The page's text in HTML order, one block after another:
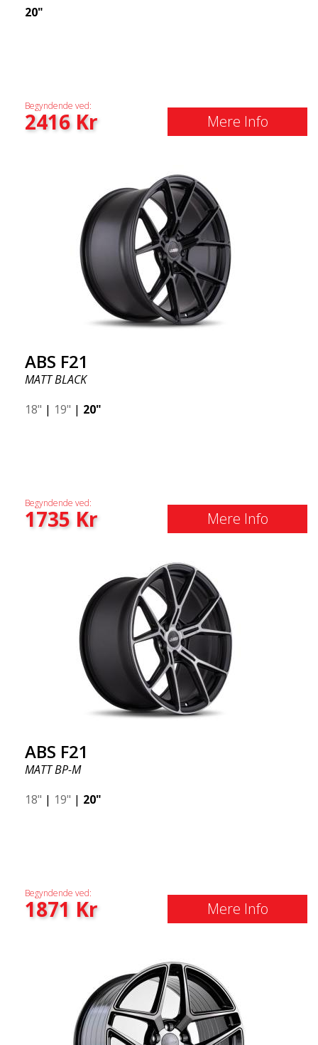
20"
Begyndende ved:
2416Kr Mere Info
ABS F21
MATT BLACK
18" | 19" | 20"
Begyndende ved:
1735Kr Mere Info
ABS F21
MATT BP-M
18" | 19" | 20"
Begyndende ved:
1871 Kr Mere Info